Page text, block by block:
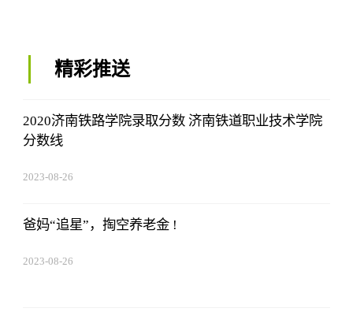
精彩推送
2020济南铁路学院录取分数 济南铁道职业技术学院
分数线
2023-08-26
爸妈“追星”，掏空养老金 !
2023-08-26